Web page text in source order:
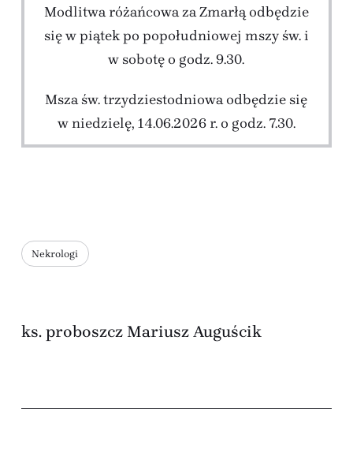
Modlitwa różańcowa za Zmarłą odbędzie
się w piątek po popołudniowej mszy św. i
w sobotę o godz. 9.30.
Msza św. trzydziestodniowa odbędzie się
w niedzielę, 14.06.2026 r. o godz. 7.30.
Nekrologi
ks. proboszcz Mariusz Auguścik